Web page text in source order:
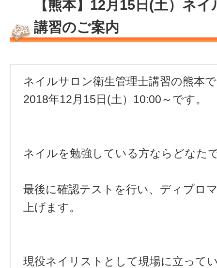
【熊本】12月15日(土）ネ
講習のご案内
ネイルサロン衛生管理士講習の熊本
2018年12月15日(土）10:00～です。
ネイルを勉強している方ならどなた
最後に確認テストを行い、ディプロ
上げます。
現役ネイリストとして現場に立って